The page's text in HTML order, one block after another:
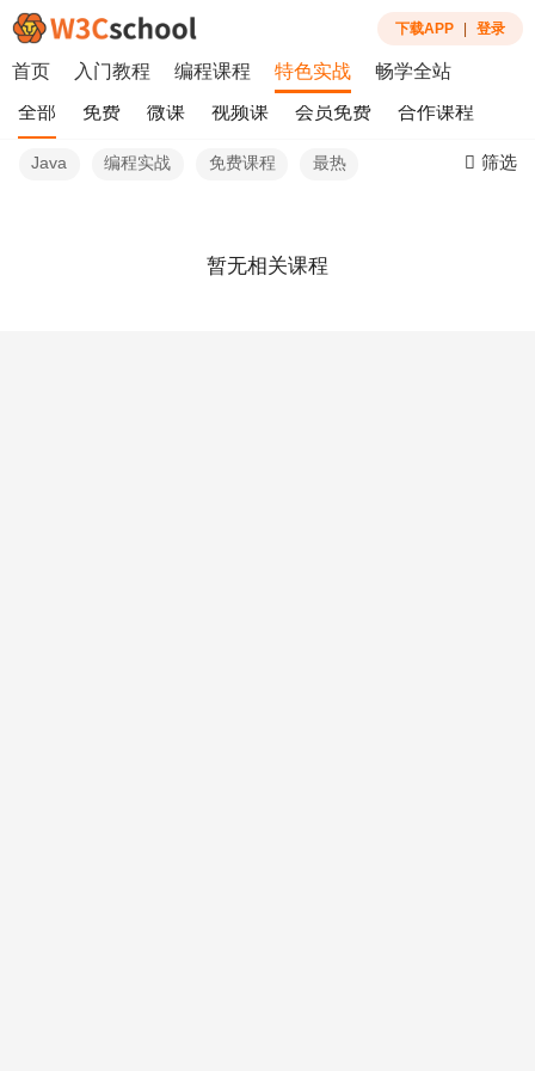
下载APP 登录
首页 入门教程 编程课程 特色实战 畅学全站
全部 免费 微课 视频课 会员免费 合作课程
Java 编程实战 免费课程 最热 筛选
暂无相关课程